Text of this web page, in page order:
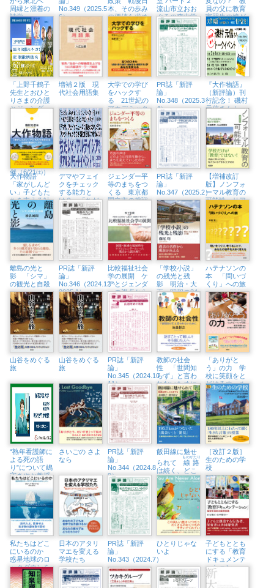
周縁と漂着の
詩学
No.349（2025.5・
6）
本、その歩み
の価値を求め
て
流山市立おお
ぐろの森中学
校での教育実
践
員の父に教育
実習生の娘が
ストレートな
質問！
「上野千鶴子
先生とおひと
りさまの介護
とジェンダー
について語ろ
う『比較福祉
社会学の展
開』から」紀
伊國屋書店新
宿本店でトー
クイベント開
催（6/21㈯）
増補２版 現
代社会用語集
大学での学び
をハックす
る 21世紀の
アカデミック
スキル短期集
中セミナー
PR誌「新評
論」
No.348（2025.3・
4）
『大作物語』
（新評論）刊
行記念！ 磯村
元信さんトー
クイベント
（5/4㈰、八王
子市学園都市
センター）
大作物語
「家がしんど
い」子どもた
ちを支える社
会的養護のリ
アル
デマやフェイ
クをチェック
する能力と
は？ 「ちだ
いさん&アル
テイシアさ
ん」隆祥館書
店でトークイ
ベント開催
（3/23㈰）
ジェンダー平
等のまちをつ
くる 東京都
国立市の挑戦
PR誌「新評
論」
No.347（2025.2）
【増補改訂
版】ノンフォ
ーマル教育の
可能性 リア
ルな生活に根
ざす教育へ
離島の光と
影 「シマ」
の観光と自殺
PR誌「新評
論」
No.346（2024.12・
2025.1）
比較福祉社会
学の展開 ケ
アとジェンダ
ーの視点から
「学校小説」
の残光と残
影 明治・大
正・昭和の34
編
ハテナソンの
本 「問いづ
くり」への旅
山谷をめぐる
旅
山谷をめぐる
旅
PR誌「新評
論」
No.345（2024.10・
11）
教師の社会
性 「世間知
らず」と言わ
れないために
「ありがと
う」の力 学
校に笑顔をと
どけるウェル
ビーイング日
記
“熟年看護師に
よる死の語
り”について嶋
守さやか教授
がインタビュ
ーに
さいごの さよ
なら
PR誌「新評
論」
No.344（2024.8・
9）
飯田線に魅せ
られて 線路
ものがたり
は続く、どこ
までも
［改訂２版］
生のための学
校
私たちはどこ
にいるのか
惑星地球のロ
ックダウンを
知るためのレ
ッスン
日本のアタリ
マエを変える
学校たち
PR誌「新評
論」
No.343（2024.7）
ひとりじゃな
いよ
子どもととも
にする「教育
ドキュメンテ
ーション」
探究を深める
保育実践